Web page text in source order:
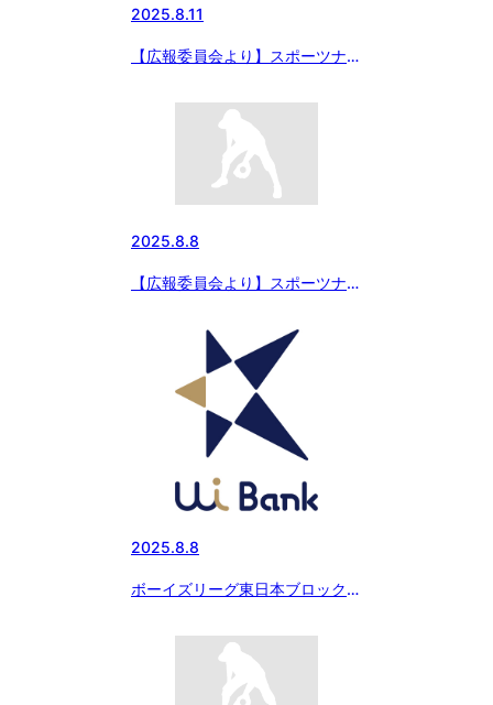
2025.8.11
【広報委員会より】スポーツナビ
日本少年野球北海道大会」の記事
がアップされました
2025.8.8
【広報委員会より】スポーツナビ
ックカップ 第56回日本少年野球
選手権大会 東海中央が松戸中央
を破り初優勝を飾る
2025.8.8
ボーイズリーグ東日本ブロックス